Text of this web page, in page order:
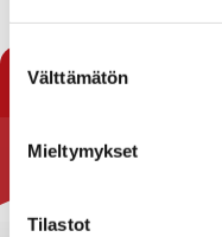
Suostumuksen
valinta
Välttämätön
Mieltymykset
Tilastot
« Yhteystiedot
Yhteystiedot